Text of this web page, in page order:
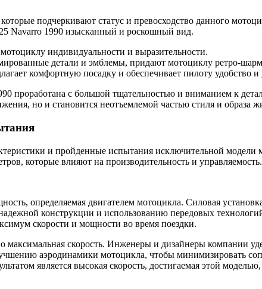
подчеркивают статус и превосходство данного
Navarro 1990 изысканный и роскошный вид.
индивидуальности и выразительности.
детали и эмблемы, придают мотоциклу ретро-
комфортную посадку и обеспечивает пилоту удобство и
проработана с большой тщательностью и вниманием к
но и становится неотъемлемой частью стиля и образа
и пройденные испытания исключительной
которые влияют на производительность и управляемость.
определяемая двигателем мотоцикла. Cиловая
конструкции и использованию передовых
скорости и мощности во время поездки.
скорость. Инженеры и дизайнеры компании
аэродинамики мотоцикла, чтобы минимизировать
является высокая скорость, достигаемая этой